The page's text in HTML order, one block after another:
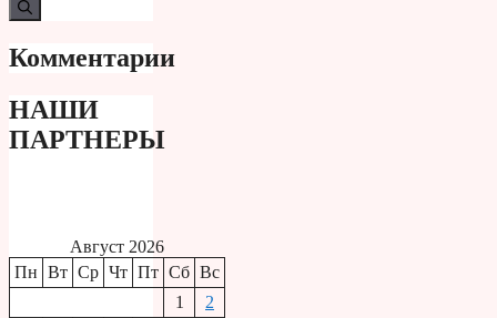
Комментарии
НАШИ
ПАРТНЕРЫ
Август 2026
Пн Вт Ср Чт Пт Сб Вс
1
2